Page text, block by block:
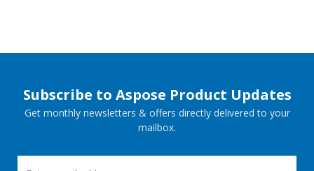
Subscribe to Aspose Product Updates
Get monthly newsletters & offers directly delivered to your
mailbox.